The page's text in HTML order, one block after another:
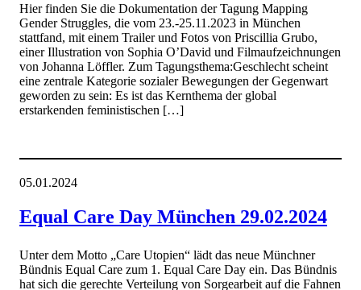
Hier finden Sie die Dokumentation der Tagung Mapping
Gender Struggles, die vom 23.-25.11.2023 in München
stattfand, mit einem Trailer und Fotos von Priscillia Grubo,
einer Illustration von Sophia O’David und Filmaufzeichnungen
von Johanna Löffler. Zum Tagungsthema:Geschlecht scheint
eine zentrale Kategorie sozialer Bewegungen der Gegenwart
geworden zu sein: Es ist das Kernthema der global
erstarkenden feministischen […]
05.01.2024
Equal Care Day München 29.02.2024
Unter dem Motto „Care Utopien“ lädt das neue Münchner
Bündnis Equal Care zum 1. Equal Care Day ein. Das Bündnis
hat sich die gerechte Verteilung von Sorgearbeit auf die Fahnen